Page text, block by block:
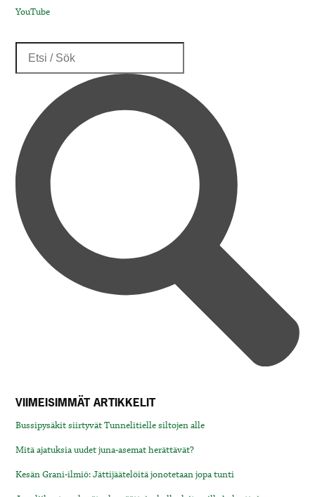
YouTube
VIIMEISIMMÄT ARTIKKELIT
Bussipysäkit siirtyvät Tunnelitielle siltojen alle
Mitä ajatuksia uudet juna-asemat herättävät?
Kesän Grani-ilmiö: Jättijäätelöitä jonotetaan jopa tunti